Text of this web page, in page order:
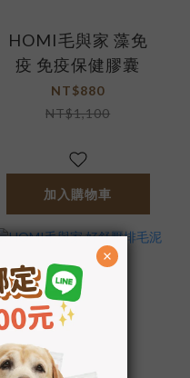
HOMI毛與家 藻免
疫 免疫保健膠囊
NT$880
NT$1,100
加入購物車